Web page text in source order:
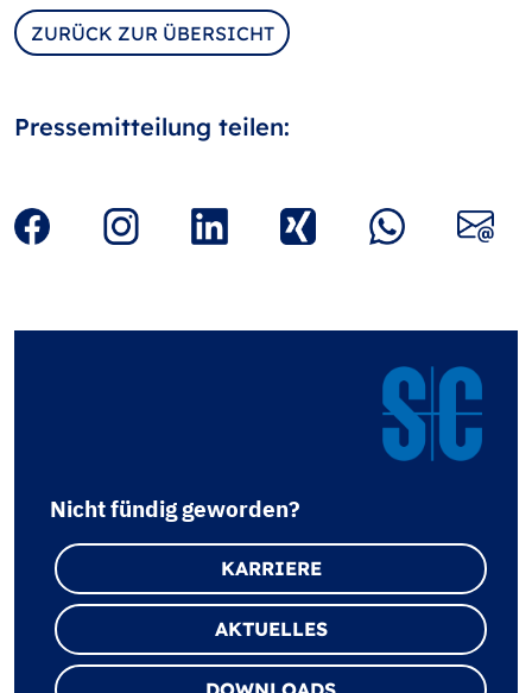
ZURÜCK ZUR ÜBERSICHT
Pressemitteilung teilen:
Nicht fündig geworden?
KARRIERE
AKTUELLES